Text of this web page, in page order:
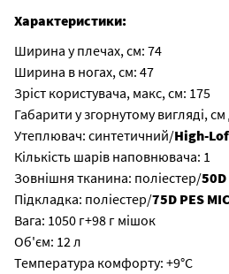
Характеристики:
Ширина у плечах, см: 74
Ширина в ногах, см: 47
Зріст користувача, макс, см: 175
Габарити у згорнутому вигляді,
Утеплювач: синтетичний/High-
Кількість шарів наповнювача: 1
Зовнішня тканина: поліестер/50D
Підкладка: поліестер/75D PES
Вага: 1050 г+98 г мішок
Об'єм: 12 л
Температура комфорту: +9°C